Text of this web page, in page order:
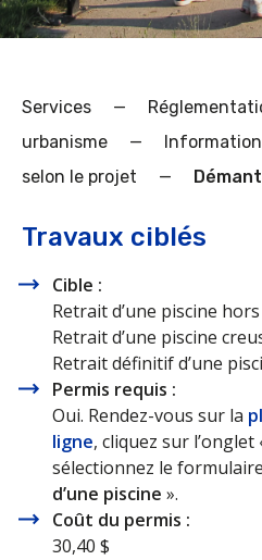
Services —
urbanisme
—
selon le projet
—
Travaux ciblés
Cible :
Retrait d’une piscine
Retrait d’une piscine
Retrait définitif d’une
Permis requis :
Oui. Rendez-vous sur la
ligne, cliquez sur l’onglet
sélectionnez le
d’une piscine ».
Coût du permis :
30,40 $